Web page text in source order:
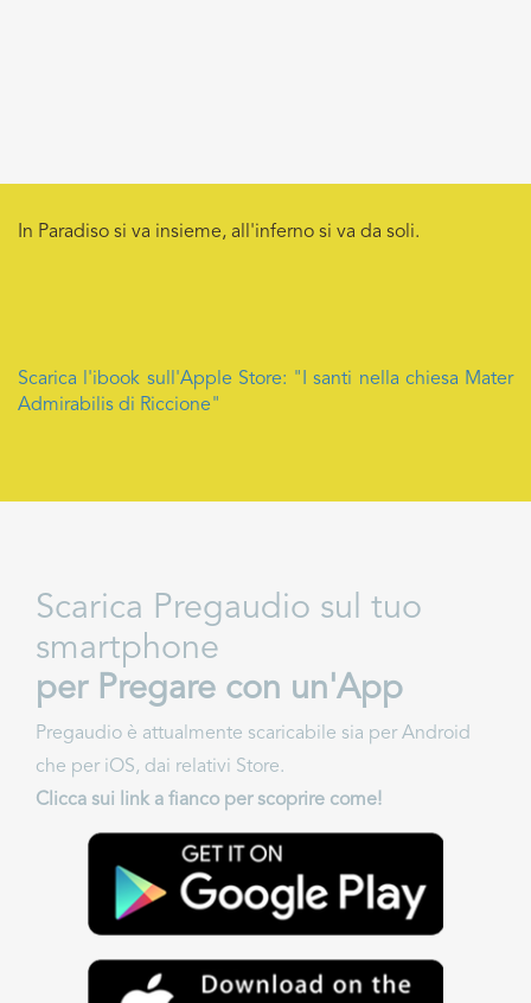
In Paradiso si va insieme, all'inferno si va da soli.
Scarica l'ibook sull'Apple Store: "I santi nella chiesa Mater
Admirabilis di Riccione"
Scarica Pregaudio sul tuo
smartphone
per Pregare con un'App
Pregaudio è attualmente scaricabile sia per Android
che per iOS, dai relativi Store.
Clicca sui link a fianco per scoprire come!